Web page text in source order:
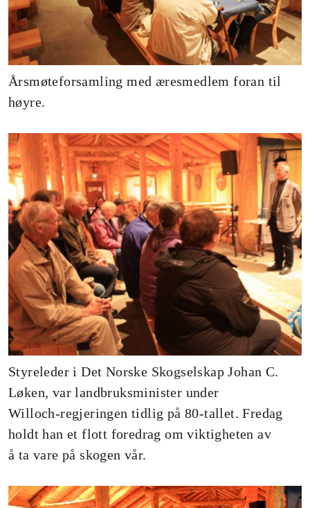
Årsmøteforsamling med æresmedlem foran til
høyre.
Styreleder i Det Norske Skogselskap Johan C.
Løken, var landbruksminister under
Willoch-regjeringen tidlig på 80-tallet. Fredag
holdt han et flott foredrag om viktigheten av
å ta vare på skogen vår.